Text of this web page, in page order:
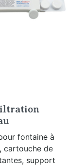
fontaine à
cartouche de
support